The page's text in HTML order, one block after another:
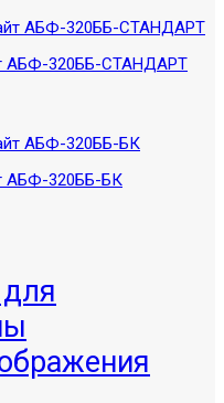
АБФ-320ББ-СТАНДАРТ
АБФ-320ББ-БК